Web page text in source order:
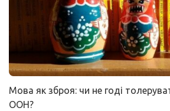
Мова як зброя: чи не годі
ООН?